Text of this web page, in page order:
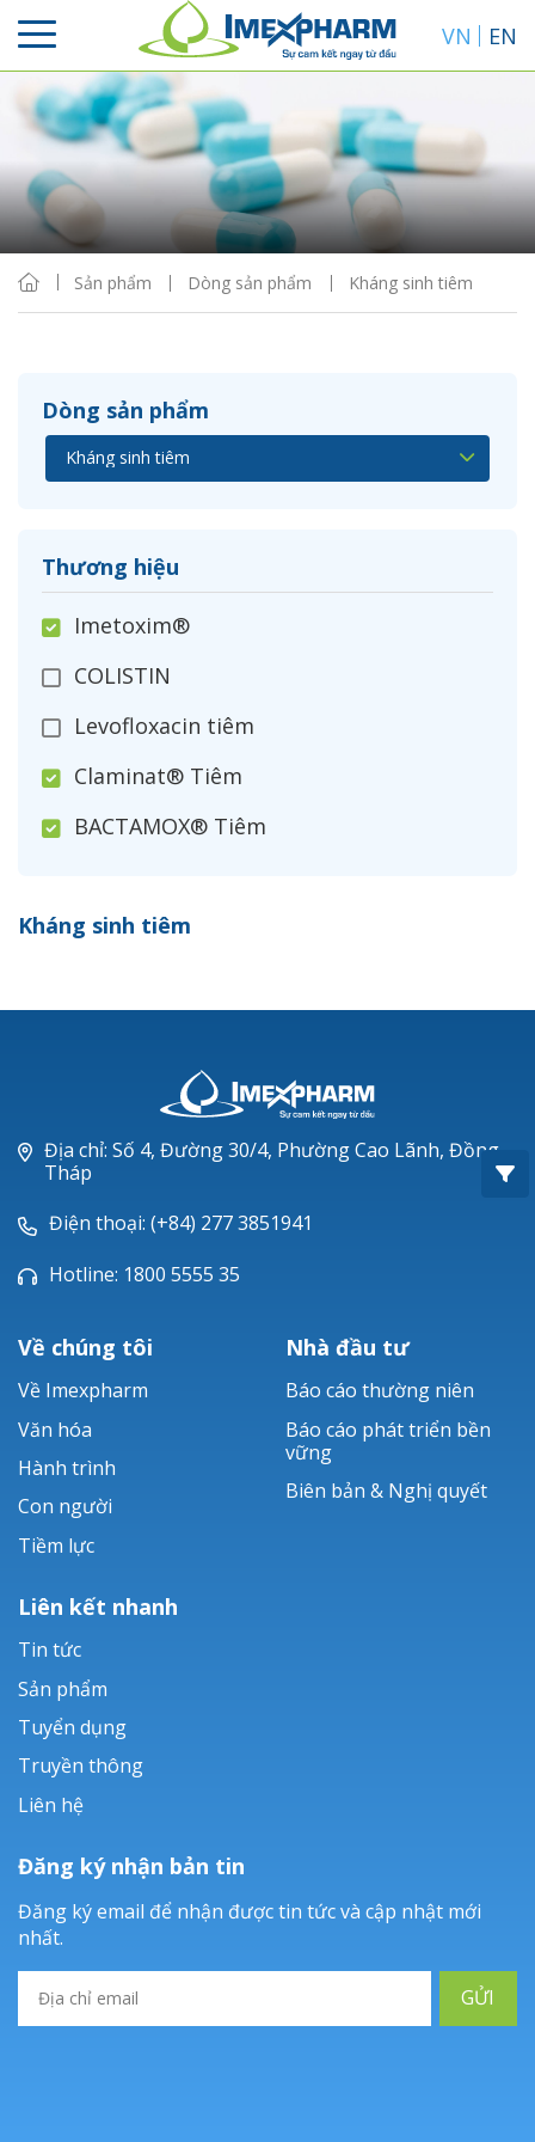
VN EN
Sản phẩm Dòng sản phẩm Kháng sinh tiêm
Dòng sản phẩm
Thương hiệu
Imetoxim®
COLISTIN
Levofloxacin tiêm
Claminat® Tiêm
BACTAMOX® Tiêm
Ceftizoxim®
Piperacillin
Ticarlinat®
Zobacta®
Bacsulfo®
Kháng sinh tiêm
Sắp xếp
Hiển thị
Địa chỉ: Số 4, Đường 30/4, Phường Cao Lãnh, Đồng
Tháp
Điện thoại: (+84) 277 3851941
Hotline: 1800 5555 35
Về chúng tôi
Về Imexpharm
Văn hóa
Hành trình
Con người
Tiềm lực
Nhà đầu tư
Báo cáo thường niên
Báo cáo phát triển bền
vững
Biên bản & Nghị quyết
Liên kết nhanh
Tin tức
Sản phẩm
Tuyển dụng
Truyền thông
Liên hệ
Đăng ký nhận bản tin
Đăng ký email để nhận được tin tức và cập nhật mới
nhất.
GỬI